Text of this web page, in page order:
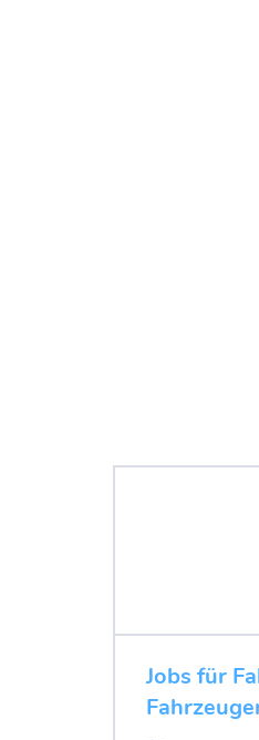
Jobs für